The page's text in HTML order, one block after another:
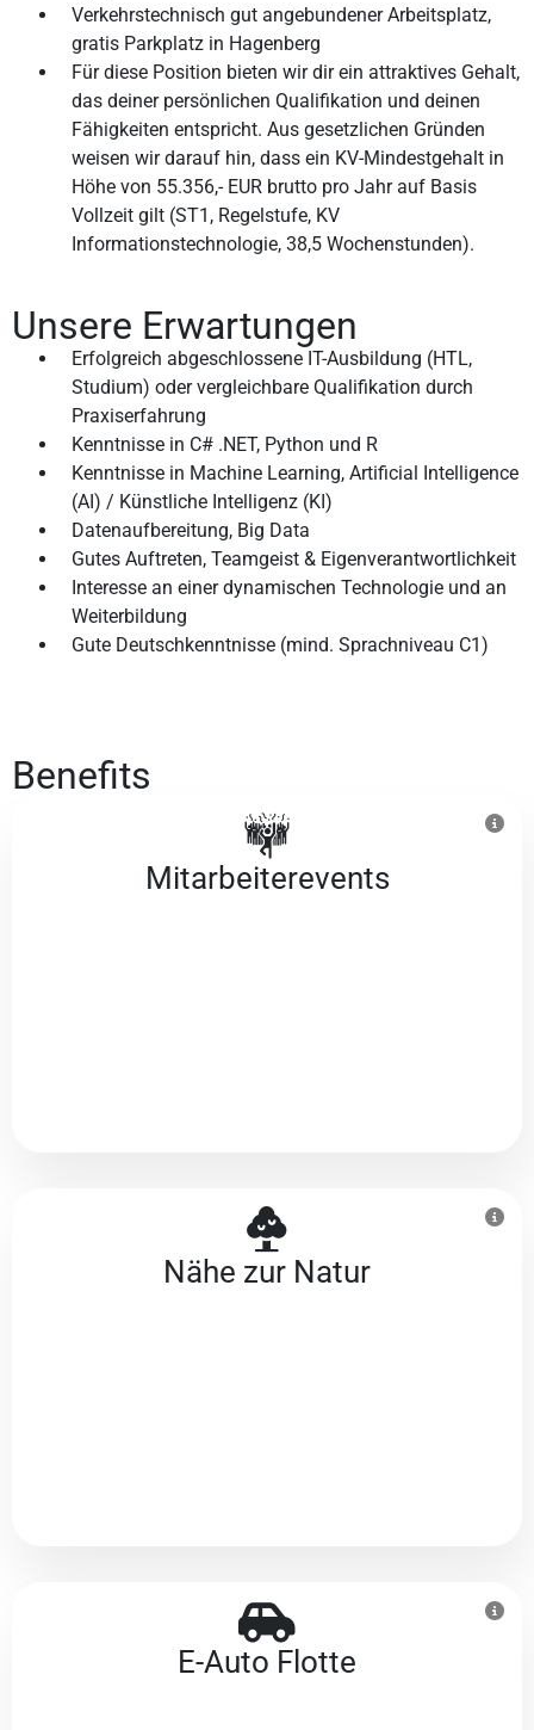
Verkehrstechnisch gut angebundener Arbeitsplatz,
gratis Parkplatz in Hagenberg
Für diese Position bieten wir dir ein attraktives Gehalt,
das deiner persönlichen Qualifikation und deinen
Fähigkeiten entspricht. Aus gesetzlichen Gründen
weisen wir darauf hin, dass ein KV-Mindestgehalt in
Höhe von 55.356,- EUR brutto pro Jahr auf Basis
Vollzeit gilt (ST1, Regelstufe, KV
Informationstechnologie, 38,5 Wochenstunden).
Unsere Erwartungen
Erfolgreich abgeschlossene IT-Ausbildung (HTL,
Studium) oder vergleichbare Qualifikation durch
Praxiserfahrung
Kenntnisse in C# .NET, Python und R
Kenntnisse in Machine Learning, Artificial Intelligence
(AI) / Künstliche Intelligenz (KI)
Datenaufbereitung, Big Data
Gutes Auftreten, Teamgeist & Eigenverantwortlichkeit
Interesse an einer dynamischen Technologie und an
Weiterbildung
Gute Deutschkenntnisse (mind. Sprachniveau C1)
Benefits
Mitarbeiter­events
Nähe zur Natur
E-Auto Flotte